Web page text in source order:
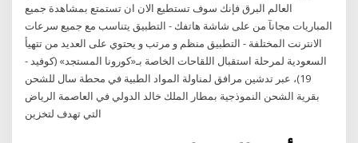
العالم البرق فإنك سوف تستطيع الان ان تستمتع بمشاهدة جميع
المباريات مجانآ من على شاشة هاتفك - التطبيق يتناسب مع جميع سرعات
الانترنت المختلفة - التطبيق منظم و مرتب و يحتوي على العديد من تتهيأ
السعودية لمرحلة استقبال اللقاحات الخاصة بـ«كورونا المستجد» (كوفيد -
19)، عبر تدشين مرافق لمناولة المواد الطبية في محطة سال للشحن
بقرية الشحن النموذجية بمطار الملك خالد الدولي في العاصمة الرياض
التي تهدف لتخزين